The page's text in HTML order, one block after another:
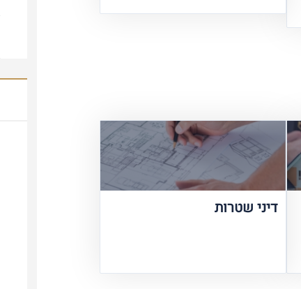
דיני שטרות